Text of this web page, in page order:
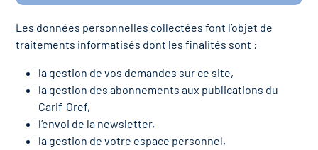
Les données personnelles collectées font l’objet de
traitements informatisés dont les finalités sont :
la gestion de vos demandes sur ce site,
la gestion des abonnements aux publications du
Carif-Oref,
l’envoi de la newsletter,
la gestion de votre espace personnel,